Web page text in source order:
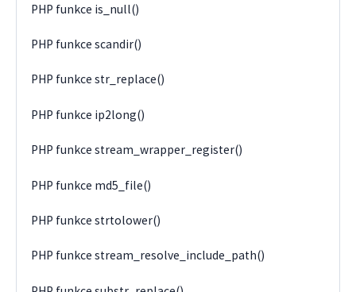
PHP funkce is_null()
PHP funkce scandir()
PHP funkce str_replace()
PHP funkce ip2long()
PHP funkce stream_wrapper_register()
PHP funkce md5_file()
PHP funkce strtolower()
PHP funkce stream_resolve_include_path()